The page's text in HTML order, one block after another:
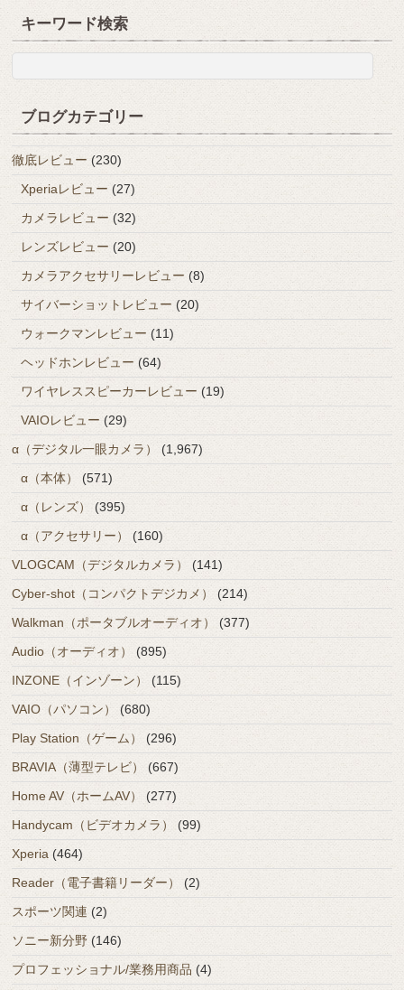
キーワード検索
ブログカテゴリー
徹底レビュー (230)
Xperiaレビュー (27)
カメラレビュー (32)
レンズレビュー (20)
カメラアクセサリーレビュー (8)
サイバーショットレビュー (20)
ウォークマンレビュー (11)
ヘッドホンレビュー (64)
ワイヤレススピーカーレビュー (19)
VAIOレビュー (29)
α（デジタル一眼カメラ）
(1,967)
α（本体）
(571)
α（レンズ）
(395)
α（アクセサリー）
(160)
VLOGCAM（デジタルカメラ）
(141)
Cyber-shot（コンパクトデジカメ）
(214)
Walkman（ポータブルオーディオ）
(377)
Audio（オーディオ）
(895)
INZONE（インゾーン）
(115)
VAIO（パソコン）
(680)
Play Station（ゲーム）
(296)
BRAVIA（薄型テレビ）
(667)
Home AV（ホームAV）
(277)
Handycam（ビデオカメラ）
(99)
Xperia (464)
Reader（電子書籍リーダー）
(2)
スポーツ関連 (2)
ソニー新分野 (146)
プロフェッショナル/業務用商品 (4)